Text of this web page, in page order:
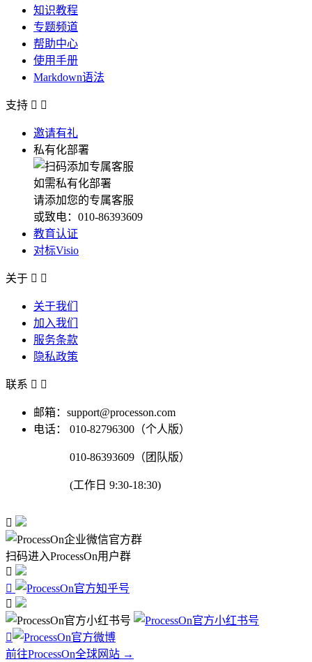
知识教程
专题频道
帮助中心
使用手册
Markdown语法
支持  
邀请有礼
私有化部署
如需私有化部署
请添加您的专属客服
或致电：010-86393609
教育认证
对标Visio
关于  
关于我们
加入我们
服务条款
隐私政策
联系  
邮箱：support@processon.com
电话：
010-82796300（个人版）
010-86393609（团队版）
(工作日 9:30-18:30)

扫码进入ProcessOn用户群




前往ProcessOn全球网站 →